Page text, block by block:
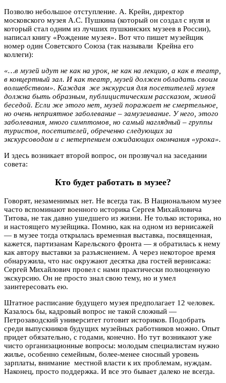
Позволю небольшое отступление. А. Крейн, директор
московского музея А.С. Пушкина (который он создал с нуля и
который стал одним из лучших пушкинских музеев в России),
написал книгу «Рождение музея». Вот что пишет музейщик
номер один Советского Союза (так называли Крейна его
коллеги):
«…в музей идут не как на урок, не как на лекцию, а как в театр,
в концертный зал. И как театр, музей должен обладать своим
волшебством». Каждая же экскурсия для посетителей музея
должна быть образным, публицистическим рассказом, живой
беседой. Если же этого нет, музей поражает не смертельное,
но очень неприятное заболевание – замузеивание. У него, этого
заболевания, много симптомов, но самый наглядный – группы
туристов, посетителей, обреченно следующих за
экскурсоводом и с нетерпением ожидающих окончания «урока».
И здесь возникает второй вопрос, он прозвучал на заседании
совета:
Кто будет работать в музее?
Говорят, незаменимых нет. Не всегда так. В Национальном музее
часто вспоминают военного историка Сергея Михайловича
Титова, не так давно ушедшего из жизни. Не только историка, но
и настоящего музейщика. Помню, как на одном из вернисажей
— в музее тогда открылась временная выставка, посвященная,
кажется, партизанам Карельского фронта — я обратилась к нему
как автору выставки за разъяснением. А через некоторое время
обнаружила, что нас окружают десятка два гостей вернисажа:
Сергей Михайлович провел с нами практически полноценную
экскурсию. Он не просто знал свою тему, но и умел
заинтересовать ею.
Штатное расписание будущего музея предполагает 12 человек.
Казалось бы, кадровый вопрос не такой сложный —
Петрозаводский университет готовит историков. Подобрать
среди выпускников будущих музейных работников можно. Опыт
придет обязательно, с годами, конечно. Но тут возникают уже
чисто организационные вопросы: молодым специалистам нужно
жилье, особенно семейным, более-менее сносный уровень
зарплаты, внимание местной власти к их проблемам, нуждам.
Наконец, просто поддержка. И все это бывает далеко не всегда.